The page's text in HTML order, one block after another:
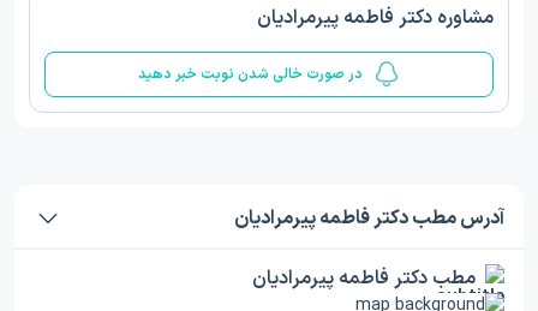
مشاوره دکتر فاطمه پیرمرادیان
در صورت خالی شدن نوبت خبر دهید
آدرس مطب دکتر فاطمه پیرمرادیان
مطب دکتر فاطمه پیرمرادیان